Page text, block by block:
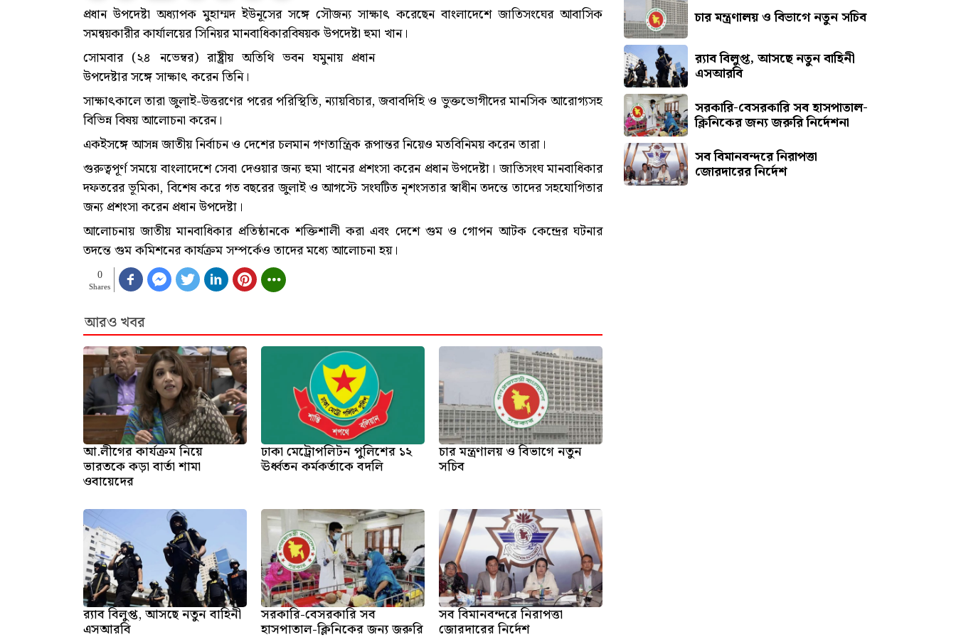
প্রধান উপদেষ্টা অধ্যাপক মুহাম্মদ ইউনূসের সঙ্গে সৌজন্য সাক্ষাৎ করেছেন বাংলাদেশে জাতিসংঘের আবাসিক
সমন্বয়কারীর কার্যালয়ের সিনিয়র মানবাধিকারবিষয়ক উপদেষ্টা হুমা খান।
সোমবার (২৪ নভেম্বর) রাষ্ট্রীয় অতিথি ভবন যমুনায় প্রধান
উপদেষ্টার সঙ্গে সাক্ষাৎ করেন তিনি।
সাক্ষাৎকালে তারা জুলাই-উত্তরণের পরের পরিস্থিতি, ন্যায়বিচার, জবাবদিহি ও ভুক্তভোগীদের মানসিক আরোগ্যসহ
বিভিন্ন বিষয় আলোচনা করেন।
একইসঙ্গে আসন্ন জাতীয় নির্বাচন ও দেশের চলমান গণতান্ত্রিক রূপান্তর নিয়েও মতবিনিময় করেন তারা।
গুরুত্বপূর্ণ সময়ে বাংলাদেশে সেবা দেওয়ার জন্য হুমা খানের প্রশংসা করেন প্রধান উপদেষ্টা। জাতিসংঘ মানবাধিকার
দফতরের ভূমিকা, বিশেষ করে গত বছরের জুলাই ও আগস্টে সংঘটিত নৃশংসতার স্বাধীন তদন্তে তাদের সহযোগিতার
জন্য প্রশংসা করেন প্রধান উপদেষ্টা।
আলোচনায় জাতীয় মানবাধিকার প্রতিষ্ঠানকে শক্তিশালী করা এবং দেশে গুম ও গোপন আটক কেন্দ্রের ঘটনার
তদন্তে গুম কমিশনের কার্যক্রম সম্পর্কেও তাদের মধ্যে আলোচনা হয়।
0
Shares
আরও খবর
আ.লীগের কার্যক্রম নিয়ে
ভারতকে কড়া বার্তা শামা
ওবায়েদের
ঢাকা মেট্রোপলিটন পুলিশের ১২
ঊর্ধ্বতন কর্মকর্তাকে বদলি
চার মন্ত্রণালয় ও বিভাগে নতুন
সচিব
র‍্যাব বিলুপ্ত, আসছে নতুন বাহিনী
এসআরবি
সরকারি-বেসরকারি সব
হাসপাতাল-ক্লিনিকের জন্য জরুরি
সব বিমানবন্দরে নিরাপত্তা
জোরদারের নির্দেশ
চার মন্ত্রণালয় ও বিভাগে নতুন সচিব
র‍্যাব বিলুপ্ত, আসছে নতুন বাহিনী
এসআরবি
সরকারি-বেসরকারি সব হাসপাতাল-
ক্লিনিকের জন্য জরুরি নির্দেশনা
সব বিমানবন্দরে নিরাপত্তা
জোরদারের নির্দেশ